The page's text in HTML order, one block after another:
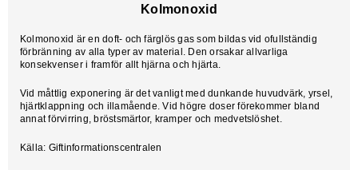
Kolmonoxid
Kolmonoxid är en doft- och färglös gas som bildas vid ofullständig
förbränning av alla typer av material. Den orsakar allvarliga
konsekvenser i framför allt hjärna och hjärta.
Vid måttlig exponering är det vanligt med dunkande huvudvärk, yrsel,
hjärtklappning och illamående. Vid högre doser förekommer bland
annat förvirring, bröstsmärtor, kramper och medvetslöshet.
Källa: Giftinformationscentralen